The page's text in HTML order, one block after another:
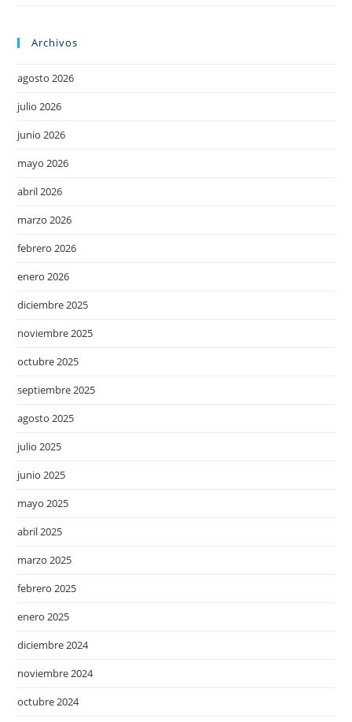
Archivos
agosto 2026
julio 2026
junio 2026
mayo 2026
abril 2026
marzo 2026
febrero 2026
enero 2026
diciembre 2025
noviembre 2025
octubre 2025
septiembre 2025
agosto 2025
julio 2025
junio 2025
mayo 2025
abril 2025
marzo 2025
febrero 2025
enero 2025
diciembre 2024
noviembre 2024
octubre 2024